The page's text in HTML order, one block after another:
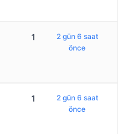
1
2 gün 6 saat
önce
1
2 gün 6 saat
önce